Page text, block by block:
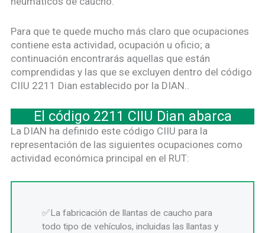
Para que te quede mucho más claro que ocupaciones
contiene esta actividad, ocupación u oficio; a
continuación encontrarás aquellas que están
comprendidas y las que se excluyen dentro del código
CIIU 2211 Dian establecido por la DIAN..
El código 2211 CIIU Dian abarca
La DIAN ha definido este código CIIU para la
representación de las siguientes ocupaciones como
actividad económica principal en el RUT:
La fabricación de llantas de caucho para
todo tipo de vehículos, incluidas las llantas y